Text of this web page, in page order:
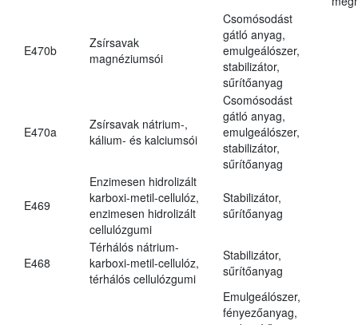
E470b
Zsírsavak
magnéziumsói
Csomósodást
gátló anyag,
emulgeálószer,
stabilizátor,
sűrítőanyag
E470a
Zsírsavak nátrium-,
kálium- és kalciumsói
Csomósodást
gátló anyag,
emulgeálószer,
stabilizátor,
sűrítőanyag
E469
Enzimesen hidrolizált
karboxi-metil-cellulóz,
enzimesen hidrolizált
cellulózgumi
Stabilizátor,
sűrítőanyag
E468
Térhálós nátrium-
karboxi-metil-cellulóz,
térhálós cellulózgumi
Stabilizátor,
sűrítőanyag
Emulgeálószer,
fényezőanyag,